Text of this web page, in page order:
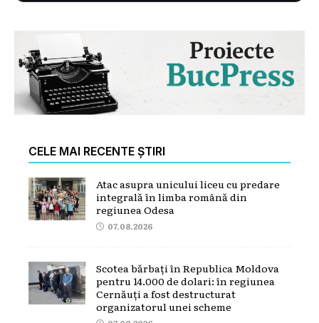
CELE MAI RECENTE ȘTIRI
Atac asupra unicului liceu cu predare
integrală în limba română din
regiunea Odesa
07.08.2026
Scotea bărbați în Republica Moldova
pentru 14.000 de dolari: în regiunea
Cernăuți a fost destructurat
organizatorul unei scheme